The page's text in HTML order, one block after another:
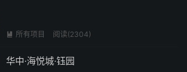
 所有项目 阅读(2304)
华中·海悦城·钰园